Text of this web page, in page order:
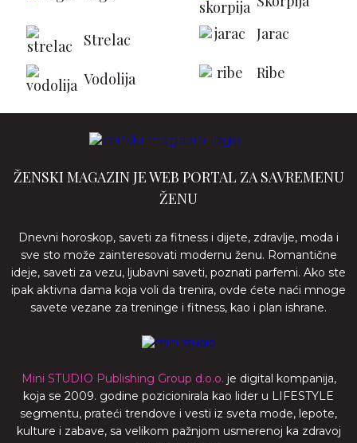
Strelac Jarac
Vodolija Ribe
ŽENSKI MAGAZIN JE WEB PORTAL ZA SAVREMENU
ŽENU
Dnevni horoskop, saveti za fitness i dijete, zdravlje, moda i
sve sto može zainteresovati modernu ženu. Romantične
ideje, saveti za vezu, ljubavni saveti, poznati parfemi. Ako ste
ipak aktivna dama koja voli da trenira, ovde ćete naći mnoge
savete vezane za treninge i fitness, kao i plan ishrane.
Mini STUDIO Publishing Group d.o.o. je digital kompanija,
koja se 2009. godine pozicionirala kao lider u LIFESTYLE
segmentu, prateći trendove i vesti iz sveta mode, lepote,
kulture i zabave, sa velikom pažnjom usmerenoj ka zdravoj